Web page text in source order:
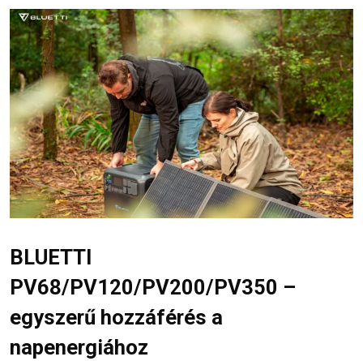
BLUETTI
PV68/PV120/PV200/PV350 –
egyszerű hozzáférés a
napenergiához